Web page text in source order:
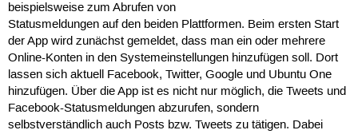
beispielsweise zum Abrufen von
Statusmeldungen auf den beiden Plattformen. Beim ersten Start
der App wird zunächst gemeldet, dass man ein oder mehrere
Online-Konten in den Systemeinstellungen hinzufügen soll. Dort
lassen sich aktuell Facebook, Twitter, Google und Ubuntu One
hinzufügen. Über die App ist es nicht nur möglich, die Tweets und
Facebook-Statusmeldungen abzurufen, sondern
selbstverständlich auch Posts bzw. Tweets zu tätigen. Dabei